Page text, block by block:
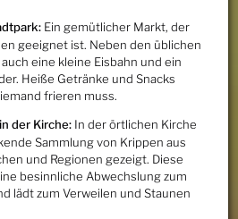
Ein gemütlicher Markt, der
geeignet ist. Neben den üblichen
eine kleine Eisbahn und ein
Heiße Getränke und Snacks
frieren muss.
der Kirche:In der örtlichen Kirche
Sammlung von Krippen aus
und Regionen gezeigt. Diese
besinnliche Abwechslung zum
lädt zum Verweilen und Staunen